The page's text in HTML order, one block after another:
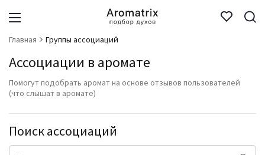
Главная Группы ассоциаций
Ассоциации в аромате
Помогут подобрать аромат на основе отзывов пользователей
(что слышат в аромате)
Поиск ассоциаций